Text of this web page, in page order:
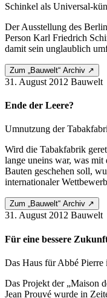
Schinkel als Universal-
Der Ausstellung des
Person Karl Friedrich
damit sein unglaublich
Zum „Bauwelt“ Archiv ↗
31. August 2012 Bauwelt
Ende der Leere?
Umnutzung der
Wird die Tabakfabrik
lange uneins war, was mit
Bauten geschehen soll,
internationaler
Zum „Bauwelt“ Archiv ↗
31. August 2012 Bauwelt
Für eine bessere
Das Haus für Abbé Pierre
Das Projekt der „Maison
Jean Prouvé wurde in